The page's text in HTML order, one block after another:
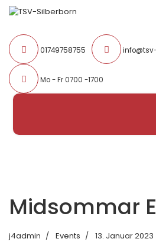
01749758755
Mo - Fr 0700 -1700
Midsommar
j4admin Events 13. Januar 2023